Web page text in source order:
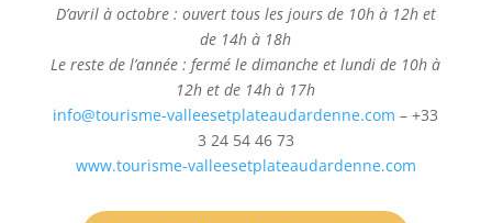
D’avril à octobre : ouvert tous les jours de 10h à 12h et
de 14h à 18h
Le reste de l’année : fermé le dimanche et lundi de 10h à
12h et de 14h à 17h
info@tourisme-valleesetplateaudardenne.com – +33
3 24 54 46 73
www.tourisme-valleesetplateaudardenne.com